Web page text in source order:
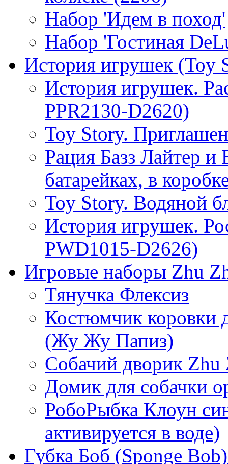
Набор 'Идем в поход'
Набор 'Гостиная
История игрушек (Toy
История игрушек.
PPR2130-D2620)
Toy Story.
Рация Базз Лайтер
батарейках, в
Toy Story. Водяной
История игрушек.
PWD1015-D2626)
Игровые наборы Zhu
Тянучка Флексиз
Костюмчик коровки
(Жу Жу Папиз)
Собачий дворик
Домик для собачки
РобоРыбка Клоун
активируется в воде)
Губка Боб (Sponge Bob)